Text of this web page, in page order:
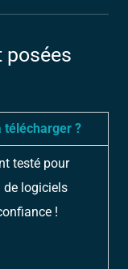
posées
télécharger ?
testé pour
de logiciels
!